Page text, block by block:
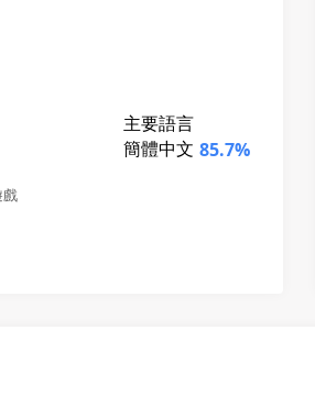
主要語言
簡體中文 85.7%
戲